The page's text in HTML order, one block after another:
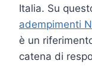
Italia. Su
adempimenti
è un
catena di